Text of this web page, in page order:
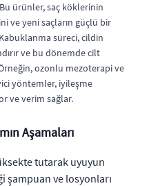
ürünler, saç köklerinin
ve yeni saçların güçlü bir
süreci, cildin
ve bu dönemde cilt
ozonlu mezoterapi ve
yöntemler, iyileşme
ve verim sağlar.
Aşamaları
tutarak uyuyun
ve losyonları